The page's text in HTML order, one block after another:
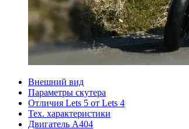
Внешний вид
Параметры скутера
Отличия Lets 5 от Lets 4
Тех. характеристики
Двигатель A404